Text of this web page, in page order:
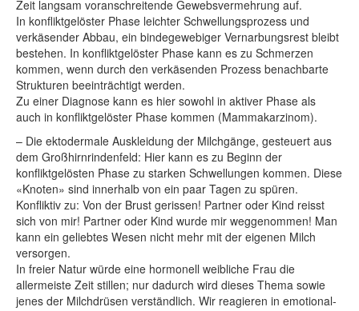
Zeit langsam voranschreitende Gewebsvermehrung auf.
In konfliktgelöster Phase leichter Schwellungsprozess und
verkäsender Abbau, ein bindegewebiger Vernarbungsrest bleibt
bestehen. In konfliktgelöster Phase kann es zu Schmerzen
kommen, wenn durch den verkäsenden Prozess benachbarte
Strukturen beeinträchtigt werden.
Zu einer Diagnose kann es hier sowohl in aktiver Phase als
auch in konfliktgelöster Phase kommen (Mammakarzinom).
– Die ektodermale Auskleidung der Milchgänge, gesteuert aus
dem Großhirnrindenfeld: Hier kann es zu Beginn der
konfliktgelösten Phase zu starken Schwellungen kommen. Diese
«Knoten» sind innerhalb von ein paar Tagen zu spüren.
Konfliktiv zu: Von der Brust gerissen! Partner oder Kind reisst
sich von mir! Partner oder Kind wurde mir weggenommen! Man
kann ein geliebtes Wesen nicht mehr mit der eigenen Milch
versorgen.
In freier Natur würde eine hormonell weibliche Frau die
allermeiste Zeit stillen; nur dadurch wird dieses Thema sowie
jenes der Milchdrüsen verständlich. Wir reagieren in emotional-